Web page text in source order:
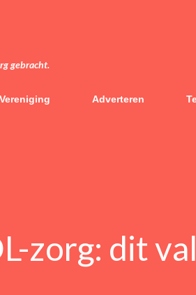
gebracht.
Adverteren
zorg: dit